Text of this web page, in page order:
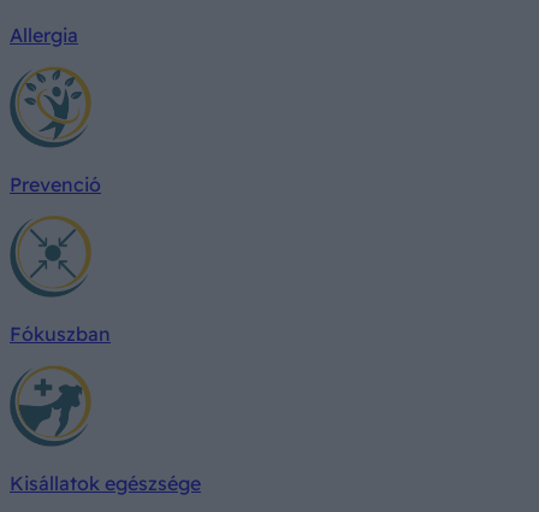
Allergia
Prevenció
Fókuszban
Kisállatok egészsége